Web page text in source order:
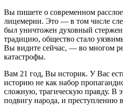
Вы пишете о современном
лицемерии. Это — в том числе
был уничтожен духовный
традицию, общество стало
Вы видите сейчас, — во многом
катастрофы.
Вам 21 год, Вы историк. У Вас
историю не как набор
сложную, трагическую правду. В
подвигу народа, и преступлению